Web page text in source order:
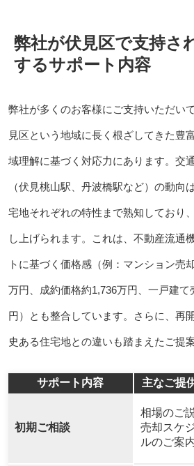
弊社が伏見区で支持さ
するサポート内容
弊社が多くのお客様にご支持いただい
見区という地域に長く根ざしてきた豊
域理解に基づく対応力にあります。交
（伏見桃山駅、丹波橋駅など）の動向
宅地それぞれの特性まで熟知しており
し上げられます。これは、不動産流通
トに基づく価格感（例：マンション売
万円、成約価格約1,736万円、一戸建て
円）とも整合しています。さらに、再
史ある住宅地との違いも踏まえたご提
サポート内容 主なご提
初期ご相談
相場のご説
売却スケ
ルのご案